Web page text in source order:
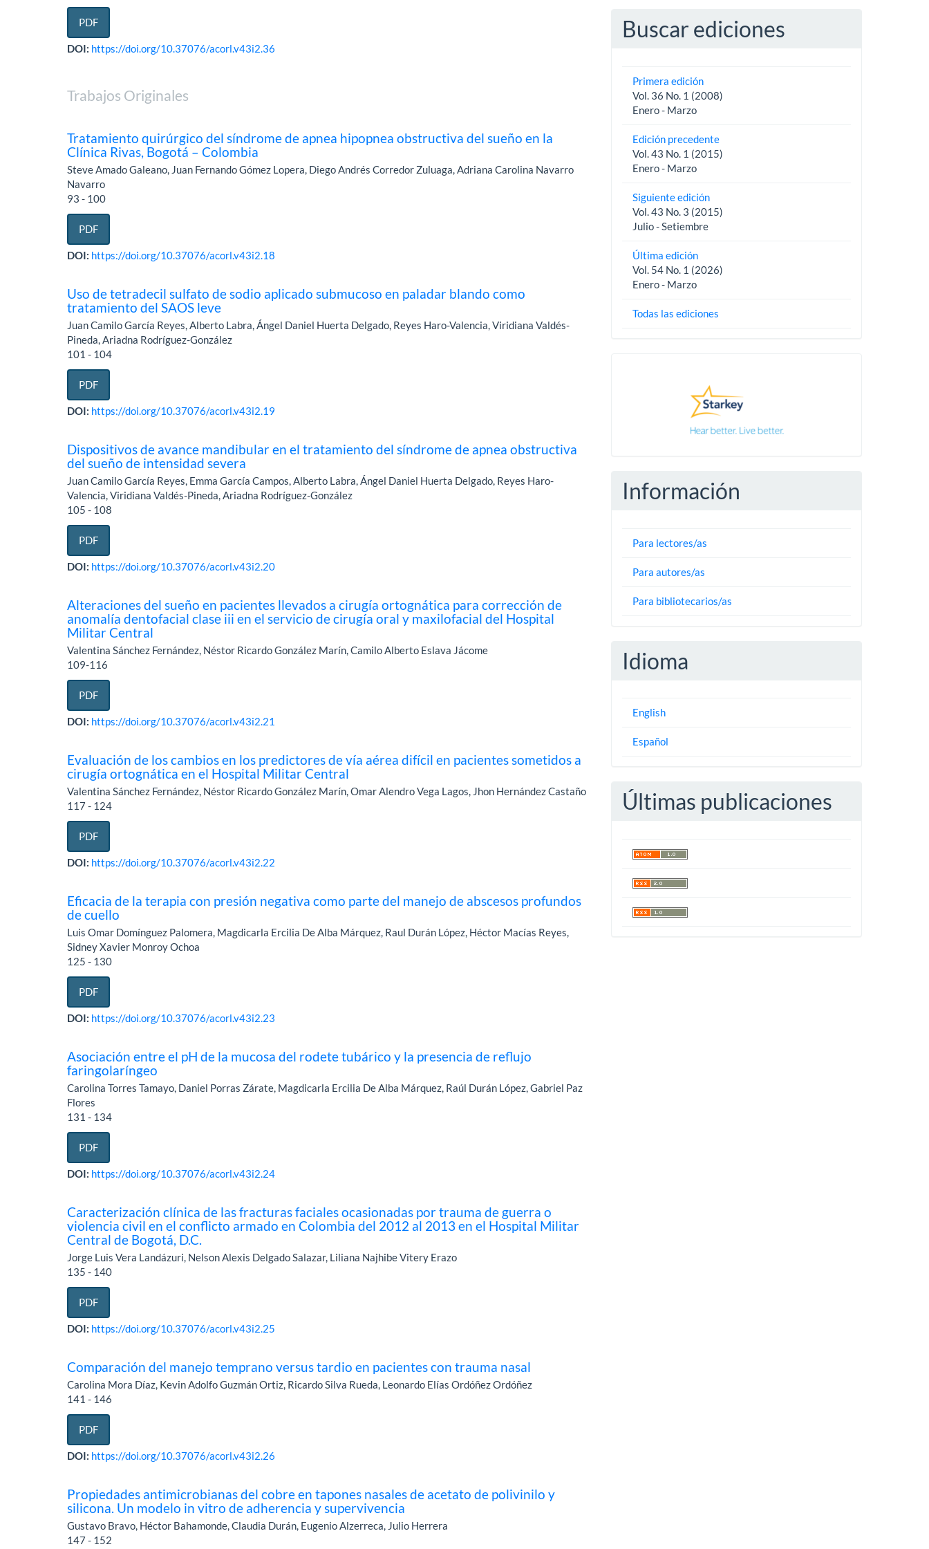
PDF
DOI: https://doi.org/10.37076/acorl.v43i2.36
Trabajos Originales
Tratamiento quirúrgico del síndrome de apnea hipopnea obstructiva del sueño en la
Clínica Rivas, Bogotá – Colombia
Steve Amado Galeano, Juan Fernando Gómez Lopera, Diego Andrés Corredor Zuluaga, Adriana Carolina Navarro
Navarro
93 - 100
PDF
DOI: https://doi.org/10.37076/acorl.v43i2.18
Uso de tetradecil sulfato de sodio aplicado submucoso en paladar blando como
tratamiento del SAOS leve
Juan Camilo García Reyes, Alberto Labra, Ángel Daniel Huerta Delgado, Reyes Haro-Valencia, Viridiana Valdés-
Pineda, Ariadna Rodríguez-González
101 - 104
PDF
DOI: https://doi.org/10.37076/acorl.v43i2.19
Dispositivos de avance mandibular en el tratamiento del síndrome de apnea obstructiva
del sueño de intensidad severa
Juan Camilo García Reyes, Emma García Campos, Alberto Labra, Ángel Daniel Huerta Delgado, Reyes Haro-
Valencia, Viridiana Valdés-Pineda, Ariadna Rodríguez-González
105 - 108
PDF
DOI: https://doi.org/10.37076/acorl.v43i2.20
Alteraciones del sueño en pacientes llevados a cirugía ortognática para corrección de
anomalía dentofacial clase iii en el servicio de cirugía oral y maxilofacial del Hospital
Militar Central
Valentina Sánchez Fernández, Néstor Ricardo González Marín, Camilo Alberto Eslava Jácome
109-116
PDF
DOI: https://doi.org/10.37076/acorl.v43i2.21
Evaluación de los cambios en los predictores de vía aérea difícil en pacientes sometidos a
cirugía ortognática en el Hospital Militar Central
Valentina Sánchez Fernández, Néstor Ricardo González Marín, Omar Alendro Vega Lagos, Jhon Hernández Castaño
117 - 124
PDF
DOI: https://doi.org/10.37076/acorl.v43i2.22
Eficacia de la terapia con presión negativa como parte del manejo de abscesos profundos
de cuello
Luis Omar Domínguez Palomera, Magdicarla Ercilia De Alba Márquez, Raul Durán López, Héctor Macías Reyes,
Sidney Xavier Monroy Ochoa
125 - 130
PDF
DOI: https://doi.org/10.37076/acorl.v43i2.23
Asociación entre el pH de la mucosa del rodete tubárico y la presencia de reflujo
faringolaríngeo
Carolina Torres Tamayo, Daniel Porras Zárate, Magdicarla Ercilia De Alba Márquez, Raúl Durán López, Gabriel Paz
Flores
131 - 134
PDF
DOI: https://doi.org/10.37076/acorl.v43i2.24
Caracterización clínica de las fracturas faciales ocasionadas por trauma de guerra o
violencia civil en el conflicto armado en Colombia del 2012 al 2013 en el Hospital Militar
Central de Bogotá, D.C.
Jorge Luis Vera Landázuri, Nelson Alexis Delgado Salazar, Liliana Najhibe Vitery Erazo
135 - 140
PDF
DOI: https://doi.org/10.37076/acorl.v43i2.25
Comparación del manejo temprano versus tardio en pacientes con trauma nasal
Carolina Mora Díaz, Kevin Adolfo Guzmán Ortiz, Ricardo Silva Rueda, Leonardo Elías Ordóñez Ordóñez
141 - 146
PDF
DOI: https://doi.org/10.37076/acorl.v43i2.26
Propiedades antimicrobianas del cobre en tapones nasales de acetato de polivinilo y
silicona. Un modelo in vitro de adherencia y supervivencia
Gustavo Bravo, Héctor Bahamonde, Claudia Durán, Eugenio Alzerreca, Julio Herrera
147 - 152
Buscar ediciones
Primera edición
Vol. 36 No. 1 (2008)
Enero - Marzo
Edición precedente
Vol. 43 No. 1 (2015)
Enero - Marzo
Siguiente edición
Vol. 43 No. 3 (2015)
Julio - Setiembre
Última edición
Vol. 54 No. 1 (2026)
Enero - Marzo
Todas las ediciones
Información
Para lectores/as
Para autores/as
Para bibliotecarios/as
Idioma
English
Español
Últimas publicaciones